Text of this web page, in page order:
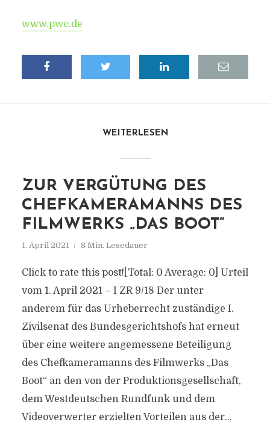
www.pwc.de
WEITERLESEN
ZUR VERGÜTUNG DES
CHEFKAMERAMANNS DES
FILMWERKS „DAS BOOT“
1. April 2021 8 Min. Lesedauer
Click to rate this post![Total: 0 Average: 0] Urteil
vom 1. April 2021 – I ZR 9/18 Der unter
anderem für das Urheberrecht zuständige I.
Zivilsenat des Bundesgerichtshofs hat erneut
über eine weitere angemessene Beteiligung
des Chefkameramanns des Filmwerks „Das
Boot“ an den von der Produktionsgesellschaft,
dem Westdeutschen Rundfunk und dem
Videoverwerter erzielten Vorteilen aus der...